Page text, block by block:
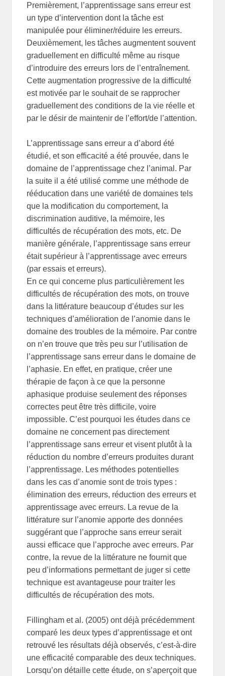
Premièrement, l’apprentissage sans erreur est
un type d’intervention dont la tâche est
manipulée pour éliminer/réduire les erreurs.
Deuxièmement, les tâches augmentent souvent
graduellement en difficulté même au risque
d’introduire des erreurs lors de l’entraînement.
Cette augmentation progressive de la difficulté
est motivée par le souhait de se rapprocher
graduellement des conditions de la vie réelle et
par le désir de maintenir de l’effort/de l’attention.
L’apprentissage sans erreur a d’abord été
étudié, et son efficacité a été prouvée, dans le
domaine de l’apprentissage chez l’animal. Par
la suite il a été utilisé comme une méthode de
rééducation dans une variété de domaines tels
que la modification du comportement, la
discrimination auditive, la mémoire, les
difficultés de récupération des mots, etc. De
manière générale, l’apprentissage sans erreur
était supérieur à l’apprentissage avec erreurs
(par essais et erreurs).
En ce qui concerne plus particulièrement les
difficultés de récupération des mots, on trouve
dans la littérature beaucoup d’études sur les
techniques d’amélioration de l’anomie dans le
domaine des troubles de la mémoire. Par contre
on n’en trouve que très peu sur l’utilisation de
l’apprentissage sans erreur dans le domaine de
l’aphasie. En effet, en pratique, créer une
thérapie de façon à ce que la personne
aphasique produise seulement des réponses
correctes peut être très difficile, voire
impossible. C’est pourquoi les études dans ce
domaine ne concernent pas directement
l’apprentissage sans erreur et visent plutôt à la
réduction du nombre d’erreurs produites durant
l’apprentissage. Les méthodes potentielles
dans les cas d’anomie sont de trois types :
élimination des erreurs, réduction des erreurs et
apprentissage avec erreurs. La revue de la
littérature sur l’anomie apporte des données
suggérant que l’approche sans erreur serait
aussi efficace que l’approche avec erreurs. Par
contre, la revue de la littérature ne fournit que
peu d’informations permettant de juger si cette
technique est avantageuse pour traiter les
difficultés de récupération des mots.
Fillingham et al. (2005) ont déjà précédemment
comparé les deux types d’apprentissage et ont
retrouvé les résultats déjà observés, c’est-à-dire
une efficacité comparable des deux techniques.
Lorsqu’on détaille cette étude, on s’aperçoit que